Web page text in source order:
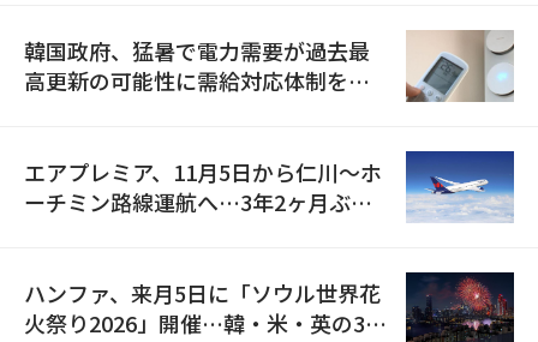
韓国政府、猛暑で電力需要が過去最
高更新の可能性に需給対応体制を点
エアプレミア、11月5日から仁川〜ホ
ーチミン路線運航へ…3年2ヶ月ぶり
ハンファ、来月5日に「ソウル世界花
火祭り2026」開催…韓・米・英の3カ